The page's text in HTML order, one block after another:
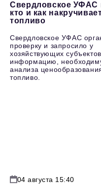
Свердловское УФАС
кто и как
топливо
Свердловское УФАС
проверку и запросило у
хозяйствующих субъектов
информацию,
анализа
топливо.
04 августа 15:40